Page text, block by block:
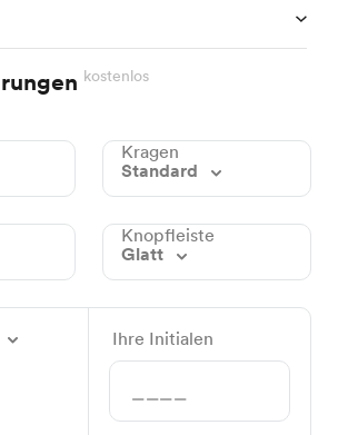
kostenlos
Kragen
Standard
Knopfleiste
Glatt
Ihre Initialen